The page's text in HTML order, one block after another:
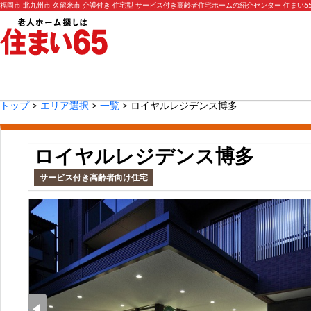
福岡市 北九州市 久留米市 介護付き 住宅型 サービス付き高齢者住宅ホームの紹介センター 住まい
トップ > エリア選択 > 一覧 > ロイヤルレジデンス博多
ロイヤルレジデンス博多
サービス付き高齢者向け住宅